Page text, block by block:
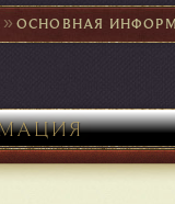
►ОСНОВНАЯ